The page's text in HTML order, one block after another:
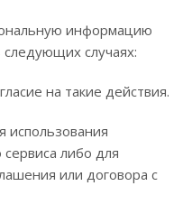
информацию
случаях:
на такие действия.
использования
либо для
или договора с